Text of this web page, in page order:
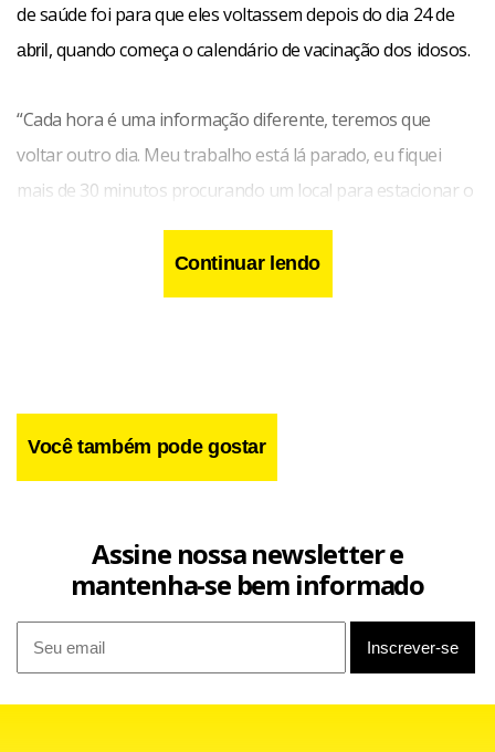
de saúde foi para que eles voltassem depois do dia 24 de
abril , quando começa o calendário de vacinação dos idosos.
“Cada hora é uma informação diferente, teremos que
voltar outro dia. Meu trabalho está lá parado, eu fiquei
mais de 30 minutos procurando um local para estacionar o
carro, e chega aqui dizem que não é hoje. É uma falta de
informação”, reclamou Maria Aparecida, garantindo que,
mesmo assim, eles não vão deixar de tomar a vacina em
Continuar lendo
Você também pode gostar
Assine nossa newsletter e
mantenha-se bem informado